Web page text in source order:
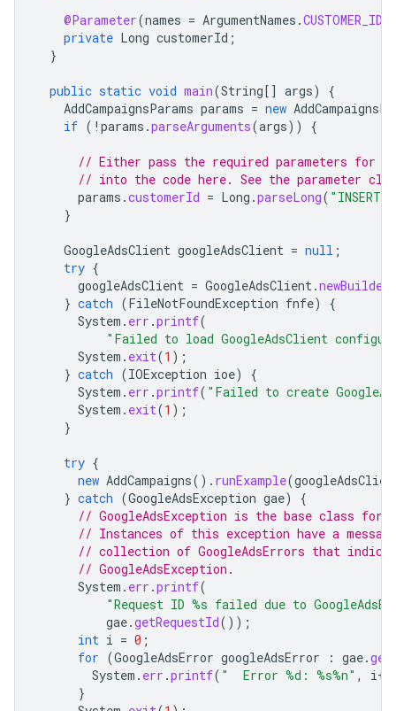
@Parameter(names = ArgumentNames .CUSTOMER_ID
private Long customerId ;
}
public static void main(String[] args)
{
AddCampaignsParams params = new
if ( ! params .parseArguments(args)) {
// Either pass the required parameters for
// into the code here. See the parameter
params .customerId = Long .parseLong(
}
GoogleAdsClient googleAdsClient = null ;
try {
googleAdsClient = GoogleAdsClient.newBuilder
} catch (FileNotFoundException fnfe)
{
System . err .printf(
"Failed to load GoogleAdsClient
System . exit(1 );
} catch (IOException ioe)
{
System . err .printf( "Failed to create
System . exit(1 );
}
try {
new AddCampaigns(). runExample(
} catch (GoogleAdsException gae)
{
// GoogleAdsException is the base class for
// Instances of this exception have a
// collection of GoogleAdsErrors that
// GoogleAdsException.
System . err .printf(
"Request ID %s failed due to
gae.getRequestId());
int i = 0 ;
for (GoogleAdsError googleAdsError : gae.
System . err .printf( "  Error %d: %s%n" , i++
}